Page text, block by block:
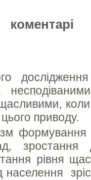
приводу.
рівня